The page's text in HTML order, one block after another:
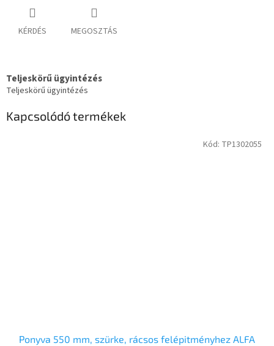
KÉRDÉS MEGOSZTÁS
Teljeskörű ügyintézés
Teljeskörű ügyintézés
Kapcsolódó termékek
Ponyva 550 mm, szürke, rácsos felépitményhez ALFA
Kód: TP1302055